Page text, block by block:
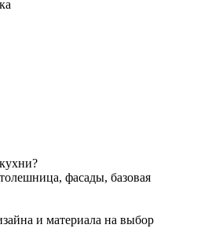
фасады, базовая
и материала на выбор